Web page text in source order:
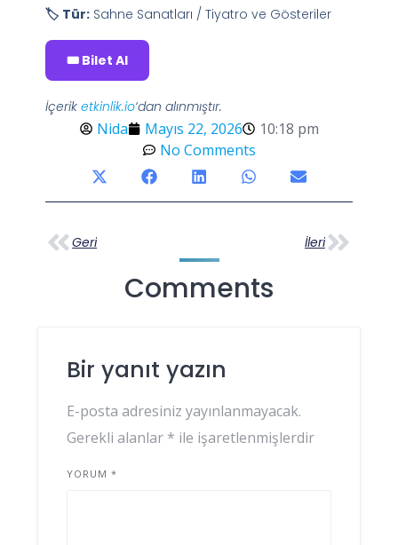
🏷️ Tür: Sahne Sanatları / Tiyatro ve Gösteriler
🎟️ Bilet Al
İçeriketkinlik.io‘dan alınmıştır.
Nida Mayıs 22, 2026
10:18 pm
No Comments
Geri İleri
Comments
Bir yanıt yazın
E-posta adresiniz yayınlanmayacak.
Gerekli alanlar * ile işaretlenmişlerdir
YORUM *